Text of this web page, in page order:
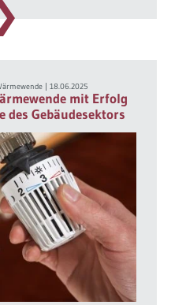
|18.06.2025
mit Erfolg
des Gebäudesektors